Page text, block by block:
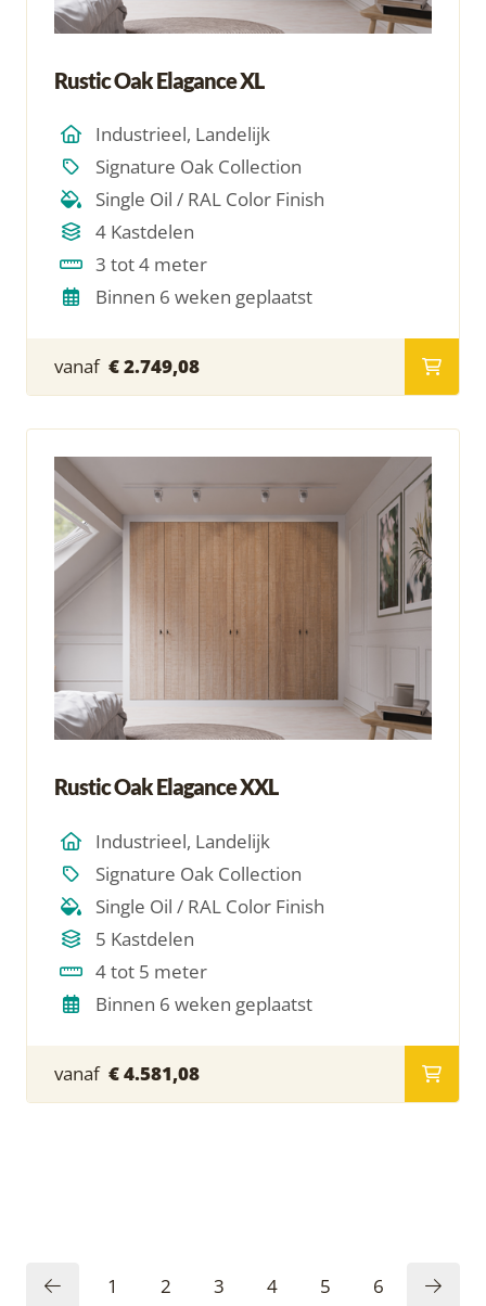
Rustic Oak Elagance XL
Industrieel, Landelijk
Signature Oak Collection
Single Oil / RAL Color Finish
4 Kastdelen
3 tot 4 meter
Binnen 6 weken geplaatst
vanaf € 2.749,08
Rustic Oak Elagance XXL
Industrieel, Landelijk
Signature Oak Collection
Single Oil / RAL Color Finish
5 Kastdelen
4 tot 5 meter
Binnen 6 weken geplaatst
vanaf € 4.581,08
1 2 3 4 5 6